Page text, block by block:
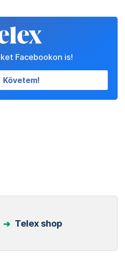
Facebookon is!
Követem!
Telex shop